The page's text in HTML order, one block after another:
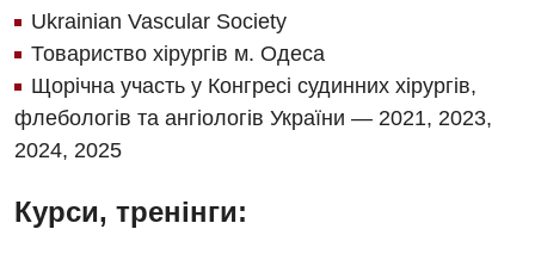
Оториноларингологія
Офтальмологічне відділення
Педіатричне відділення
Ukrainian Vascular Society
Товариство хірургів м. Одеса
Щорічна участь у Конгресі судинних хірургів,
флебологів та ангіологів України — 2021, 2023,
2024, 2025
Курси, тренінги: